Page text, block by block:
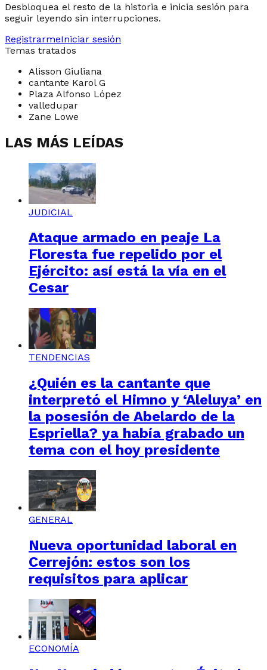
Desbloquea el resto de la historia e inicia sesión para
seguir leyendo sin interrupciones.
RegistrarmeIniciar sesión
Temas tratados
Alisson Giuliana
cantante Karol G
Plaza Alfonso López
valledupar
Zane Lowe
LAS MÁS LEÍDAS
JUDICIAL
Ataque armado en peaje La
Floresta fue repelido por el
Ejército: así está la vía en el
Cesar
TENDENCIAS
¿Quién es la cantante que
interpretó el Himno y ‘Aleluya’ en
la posesión de Abelardo de la
Espriella? ya había grabado un
tema con el hoy presidente
GENERAL
Nueva oportunidad laboral en
Cerrejón: estos son los
requisitos para aplicar
ECONOMÍA